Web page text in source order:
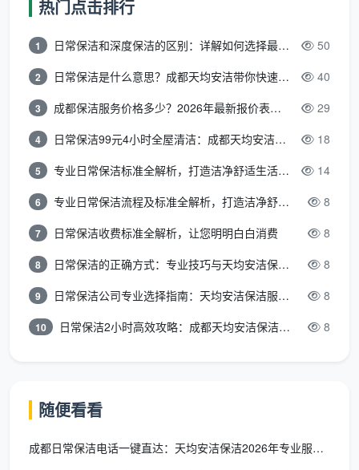
1. 房屋面积与户型
单平价格反而更划算。100㎡以下户型按面积计费单价
通常较高，大户型单平单价可协商更低。按小时计费
时，大户型意味着更长的清洁时间，总费用自然更高。
2. 服务频率与周期
这是影响“成都日常定期上门保洁收费标准 ”最关键
的因素。成都市场上，包月保洁按每月服务次数不同，
收费约1.2-2.0元/平方米/次——每月1次约1.3-2.0元/㎡/
次，每月2次约1.2-1.8元/㎡/次，频率越高单次越便宜。
包月服务频率越高，单次分摊成本越低。
3. 房屋脏污程度
定期维护的房间按基础价执行；长期未清洁、厨卫
难度都更可控。
4. 区域与时段
热门点击排行
1 日常保洁和深度保洁的区别：详解如何选择最适合的清洁服务 50
2 日常保洁是什么意思？成都天均安洁带你快速区分“日常vs深度vs开荒” 40
3 成都保洁服务价格多少？2026年最新报价表来了，这一篇看透所有费用 29
4 日常保洁99元4小时全屋清洁：成都天均安洁保洁超值服务全解析 18
5 专业日常保洁标准全解析，打造洁净舒适生活空间 14
6 专业日常保洁流程及标准全解析，打造洁净舒适环境 8
7 日常保洁收费标准全解析，让您明明白白消费 8
8 日常保洁的正确方式：专业技巧与天均安洁保洁服务全解析 8
9 日常保洁公司专业选择指南：天均安洁保洁服务全解析 8
10 日常保洁2小时高效攻略：成都天均安洁保洁专业时间管理方案 8
随便看看
成都日常保洁电话一键直达：天均安洁保洁2026年专业服务热线